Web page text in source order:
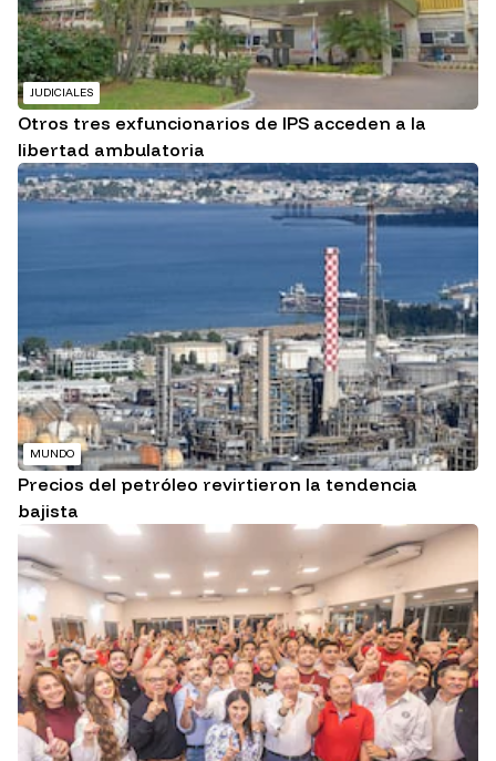
JUDICIALES
Otros tres exfuncionarios de IPS acceden a la
libertad ambulatoria
MUNDO
Precios del petróleo revirtieron la tendencia
bajista